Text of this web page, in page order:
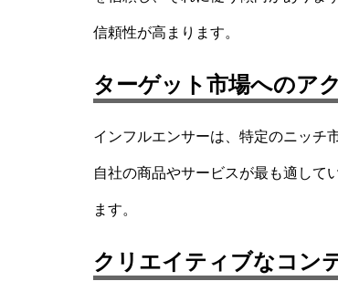
信頼性が高まります。
ターゲット市場へのア
インフルエンサーは、特定のニッチ
自社の商品やサービスが最も適して
ます。
クリエイティブなコン